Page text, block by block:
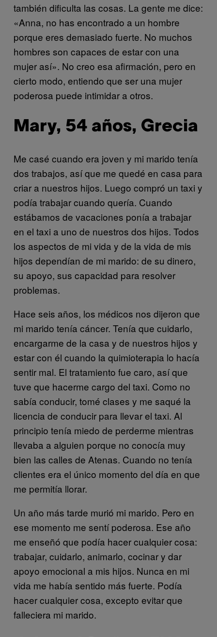
también dificulta las cosas. La gente me dice:
«Anna, no has encontrado a un hombre
porque eres demasiado fuerte. No muchos
hombres son capaces de estar con una
mujer así». No creo esa afirmación, pero en
cierto modo, entiendo que ser una mujer
poderosa puede intimidar a otros.
Mary, 54 años, Grecia
Me casé cuando era joven y mi marido tenía
dos trabajos, así que me quedé en casa para
criar a nuestros hijos. Luego compró un taxi y
podía trabajar cuando quería. Cuando
estábamos de vacaciones ponía a trabajar
en el taxi a uno de nuestros dos hijos. Todos
los aspectos de mi vida y de la vida de mis
hijos dependían de mi marido: de su dinero,
su apoyo, sus capacidad para resolver
problemas.
Hace seis años, los médicos nos dijeron que
mi marido tenía cáncer. Tenía que cuidarlo,
encargarme de la casa y de nuestros hijos y
estar con él cuando la quimioterapia lo hacía
sentir mal. El tratamiento fue caro, así que
tuve que hacerme cargo del taxi. Como no
sabía conducir, tomé clases y me saqué la
licencia de conducir para llevar el taxi. Al
principio tenía miedo de perderme mientras
llevaba a alguien porque no conocía muy
bien las calles de Atenas. Cuando no tenía
clientes era el único momento del día en que
me permitía llorar.
Un año más tarde murió mi marido. Pero en
ese momento me sentí poderosa. Ese año
me enseñó que podía hacer cualquier cosa:
trabajar, cuidarlo, animarlo, cocinar y dar
apoyo emocional a mis hijos. Nunca en mi
vida me había sentido más fuerte. Podía
hacer cualquier cosa, excepto evitar que
falleciera mi marido.